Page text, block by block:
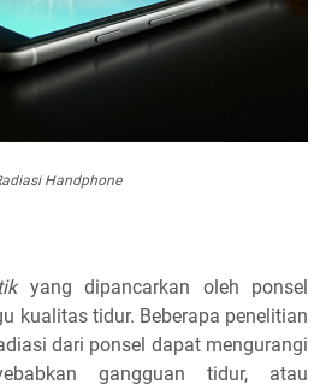
Handphone
yang dipancarkan oleh ponsel
kualitas tidur. Beberapa penelitian
dari ponsel dapat mengurangi
gangguan tidur, atau